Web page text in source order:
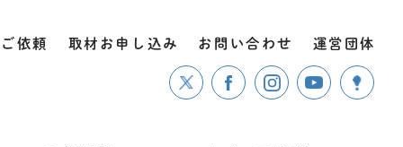
依頼 取材お申し込み お問い合わせ 運営団体